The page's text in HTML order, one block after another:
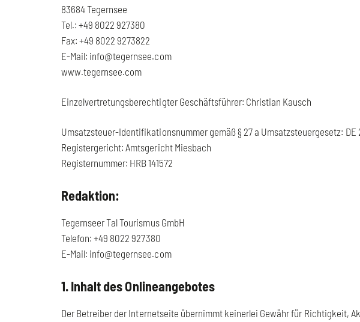
83684 Tegernsee
Tel.: +49 8022 927380
Fax: +49 8022 9273822
E-Mail: info@tegernsee.com
www.tegernsee.com
Einzelvertretungsberechtigter Geschäftsführer: Christian Kausch
Umsatzsteuer-Identifikationsnummer gemäß § 27 a Umsatzsteuergesetz: DE
Registergericht: Amtsgericht Miesbach
Registernummer: HRB 141572
Redaktion:
Tegernseer Tal Tourismus GmbH
Telefon: +49 8022 927380
E-Mail: info@tegernsee.com
1. Inhalt des Onlineangebotes
Der Betreiber der Internetseite übernimmt keinerlei Gewähr für Richtigkeit,